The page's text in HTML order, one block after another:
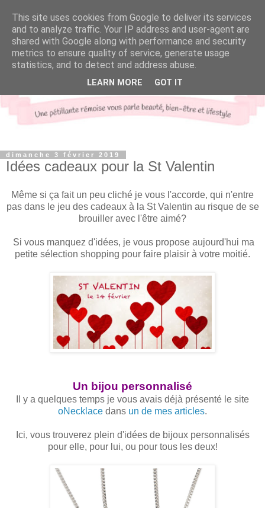
dimanche 3 février 2019
Idées cadeaux pour la St Valentin
Même si ça fait un peu cliché je vous l'accorde, qui n'entre
pas dans le jeu des cadeaux à la St Valentin au risque de se
brouiller avec l'être aimé?
Si vous manquez d'idées, je vous propose aujourd'hui ma
petite sélection shopping pour faire plaisir à votre moitié.
Un bijou personnalisé
Il y a quelques temps je vous avais déjà présenté le site
oNecklace dans un de mes articles.
Ici, vous trouverez plein d'idées de bijoux personnalisés
pour elle, pour lui, ou pour tous les deux!
This site uses cookies from Google to deliver its services
and to analyze traffic. Your IP address and user-agent are
shared with Google along with performance and security
metrics to ensure quality of service, generate usage
statistics, and to detect and address abuse.
LEARN MORE GOT IT